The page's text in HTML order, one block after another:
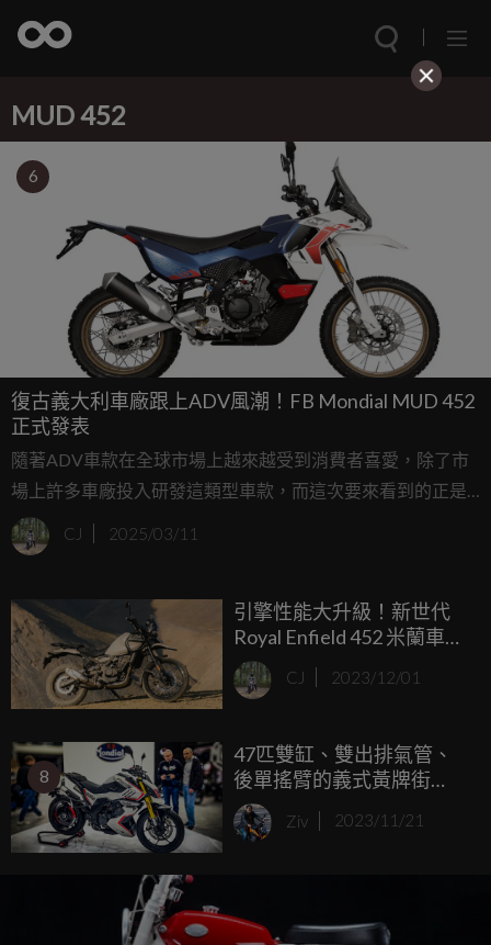
MUD 452
6
復古義大利車廠跟上ADV風潮！FB Mondial MUD 452
正式發表
隨著ADV車款在全球市場上越來越受到消費者喜愛，除了市
場上許多車廠投入研發這類型車款，而這次要來看到的正是
由義大利老牌車廠FB Mondial帶來的全新ADV車型MUD
452，不僅是市場上相當火熱的ADV車型，還是品牌旗下排
CJ 2025/03/11
引擎性能大升級！新世代
Royal Enfield 452 米蘭車展
正式發表
CJ 2023/12/01
8
47匹雙缸、雙出排氣管、
後單搖臂的義式黃牌街
霸！2024 F.B Mondial
Piega 452 米蘭登場
Ziv 2023/11/21